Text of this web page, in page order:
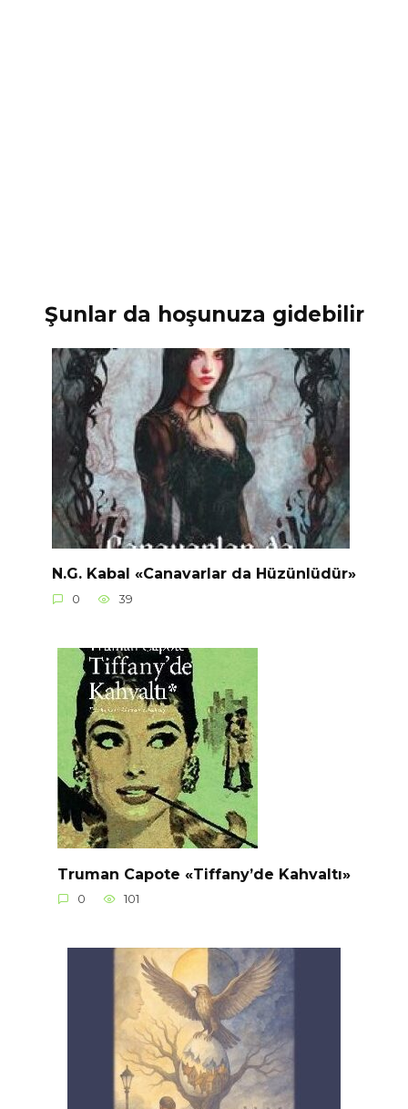
Şunlar da hoşunuza gidebilir
N.G. Kabal «Canavarlar da Hüzünlüdür»
0 39
Truman Capote «Tiffany’de Kahvaltı»
0 101